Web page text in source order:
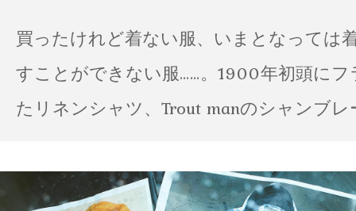
買ったけれど着ない服、いまとなっては
すことができない服……。1900年初頭に
たリネンシャツ、Trout manのシャンブ